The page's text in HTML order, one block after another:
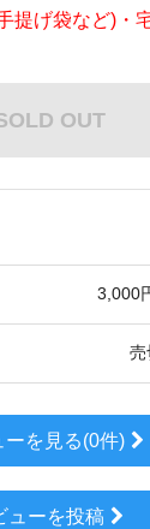
提げ袋など)・
OUT
3,000
売
ーを見る(0件)
ューを投稿